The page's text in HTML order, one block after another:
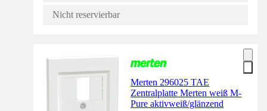
Nicht reservierbar
Merten 296025 TAE
Zentralplatte Merten weiß M-
Pure aktivweiß/glänzend